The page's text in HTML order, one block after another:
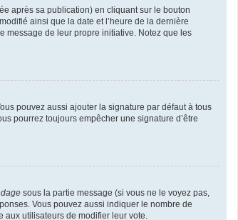
après sa publication) en cliquant sur le bouton
ainsi que la date et l’heure de la dernière
message de leur propre initiative. Notez que les
pouvez aussi ajouter la signature par défaut à tous
pourrez toujours empêcher une signature d’être
sous la partie message (si vous ne le voyez pas,
Vous pouvez aussi indiquer le nombre de
aux utilisateurs de modifier leur vote.